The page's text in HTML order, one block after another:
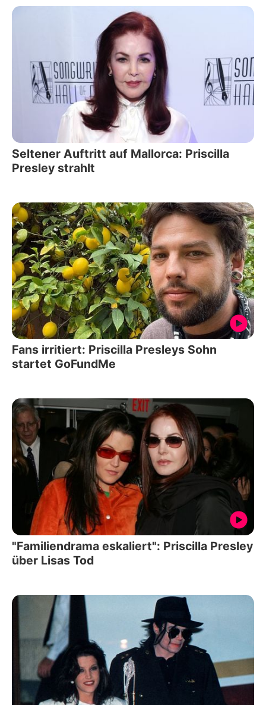
Seltener Auftritt auf Mallorca: Priscilla
Presley strahlt
Fans irritiert: Priscilla Presleys Sohn
startet GoFundMe
"Familiendrama eskaliert": Priscilla Presley
über Lisas Tod